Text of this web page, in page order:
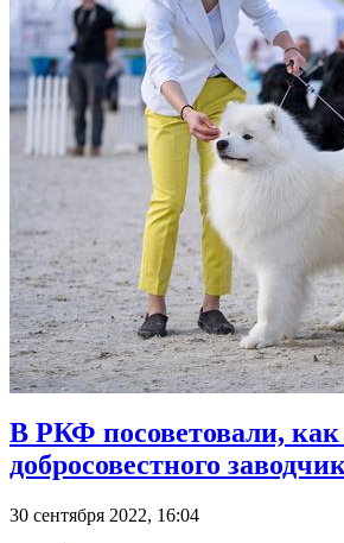
В РКФ посоветовали,
добросовестного
30 сентября 2022, 16:04